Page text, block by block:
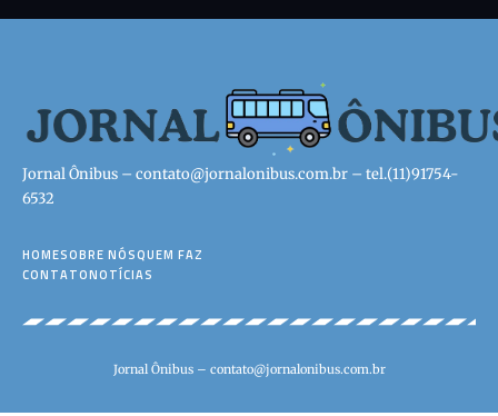
Jornal Ônibus – contato@jornalonibus.com.br – tel.(11)91754-
6532
HOMESOBRE NÓSQUEM FAZ
CONTATONOTÍCIAS
Jornal Ônibus – contato@jornalonibus.com.br